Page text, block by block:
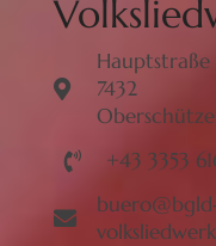
Hauptstraße
7432
+43 3353